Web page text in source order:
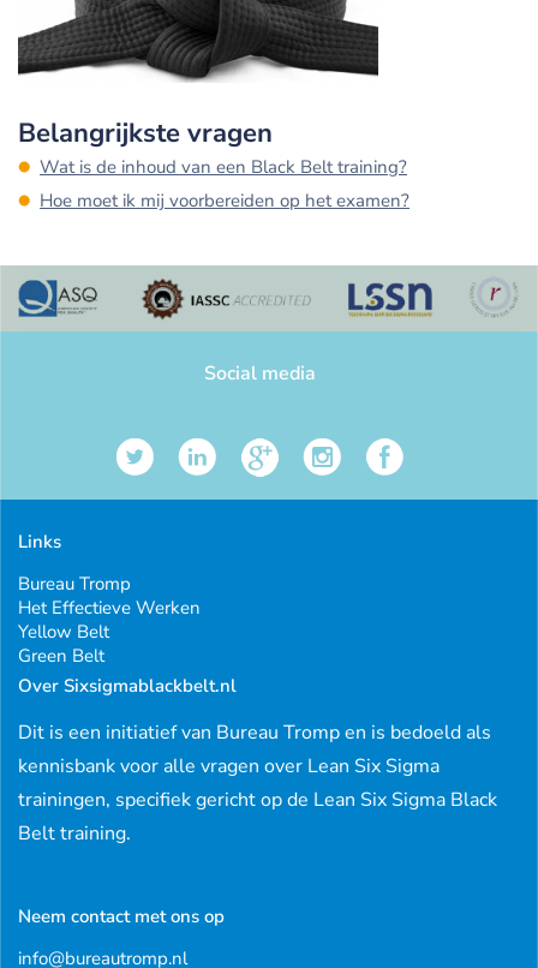
Belangrijkste vragen
Wat is de inhoud van een Black Belt training?
Hoe moet ik mij voorbereiden op het examen?
Social media
Links
Bureau Tromp
Het Effectieve Werken
Yellow Belt
Green Belt
Over Sixsigmablackbelt.nl
Dit is een initiatief van Bureau Tromp en is bedoeld als
kennisbank voor alle vragen over Lean Six Sigma
trainingen, specifiek gericht op de Lean Six Sigma Black
Belt training.
Neem contact met ons op
info@bureautromp.nl